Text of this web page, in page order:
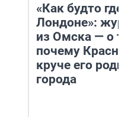
«Как будто
Лондоне»:
из Омска — о
почему
круче его
города